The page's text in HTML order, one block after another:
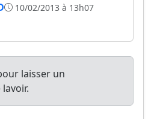
10/02/2013 à 13h07
laisser un